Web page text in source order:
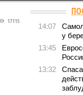
17115
14:07
у
13:45
13:32